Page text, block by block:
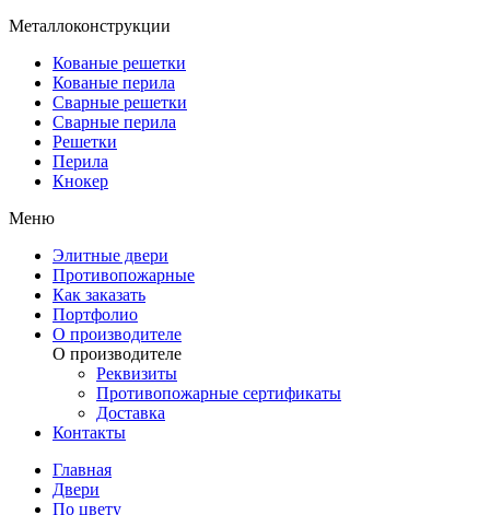
Металлоконструкции
Кованые решетки
Кованые перила
Сварные решетки
Сварные перила
Решетки
Перила
Кнокер
Меню
Элитные двери
Противопожарные
Как заказать
Портфолио
О производителе
О производителе
Реквизиты
Противопожарные сертификаты
Доставка
Контакты
Главная
Двери
По цвету